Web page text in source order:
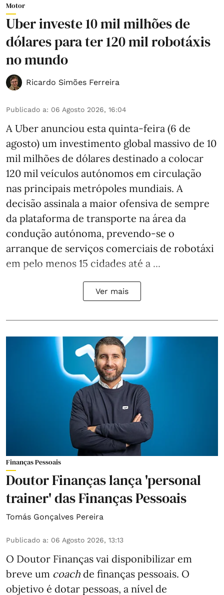
Motor
Uber investe 10 mil milhões de
dólares para ter 120 mil robotáxis
no mundo
Ricardo Simões Ferreira
Publicado a: 06 Agosto 2026, 16:04
A Uber anunciou esta quinta-feira (6 de
agosto) um investimento global massivo de 10
mil milhões de dólares destinado a colocar
120 mil veículos autónomos em circulação
nas principais metrópoles mundiais. A
decisão assinala a maior ofensiva de sempre
da plataforma de transporte na área da
condução autónoma, prevendo-se o
arranque de serviços comerciais de robotáxi
em pelo menos 15 cidades até a ...
Ver mais
Finanças Pessoais
Doutor Finanças lança 'personal
trainer' das Finanças Pessoais
Tomás Gonçalves Pereira
Publicado a: 06 Agosto 2026, 13:13
O Doutor Finanças vai disponibilizar em
breve um coach de finanças pessoais. O
objetivo é dotar pessoas, a nível de